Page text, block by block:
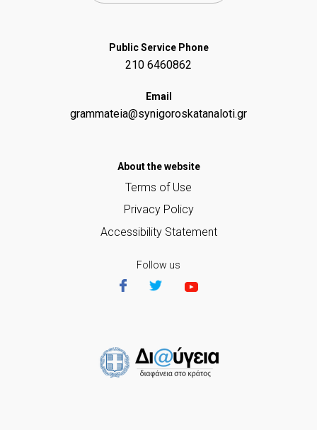
Public Service Phone
210 6460862
Email
grammateia@synigoroskatanaloti.gr
Αbout the website
Terms of Use
Privacy Policy
Accessibility Statement
Follow us